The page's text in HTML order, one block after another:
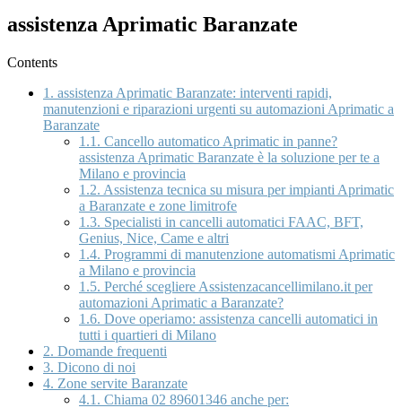
assistenza Aprimatic Baranzate
Contents
1. assistenza Aprimatic Baranzate: interventi rapidi,
manutenzioni e riparazioni urgenti su automazioni Aprimatic a
Baranzate
1.1. Cancello automatico Aprimatic in panne?
assistenza Aprimatic Baranzate è la soluzione per te a
Milano e provincia
1.2. Assistenza tecnica su misura per impianti Aprimatic
a Baranzate e zone limitrofe
1.3. Specialisti in cancelli automatici FAAC, BFT,
Genius, Nice, Came e altri
1.4. Programmi di manutenzione automatismi Aprimatic
a Milano e provincia
1.5. Perché scegliere Assistenzacancellimilano.it per
automazioni Aprimatic a Baranzate?
1.6. Dove operiamo: assistenza cancelli automatici in
tutti i quartieri di Milano
2. Domande frequenti
3. Dicono di noi
4. Zone servite Baranzate
4.1. Chiama 02 89601346 anche per: